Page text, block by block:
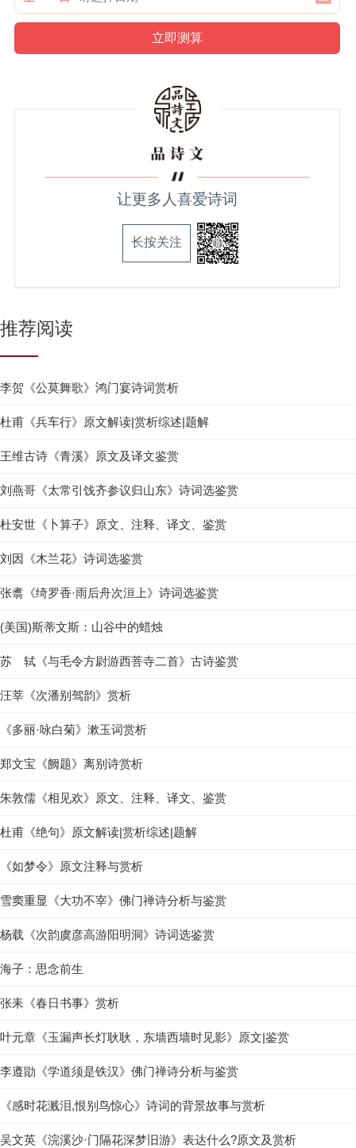
让更多人喜爱诗词
长按关注
推荐阅读
李贺《公莫舞歌》鸿门宴诗词赏析
杜甫《兵车行》原文解读|赏析综述|题解
王维古诗《青溪》原文及译文鉴赏
刘燕哥《太常引饯齐参议归山东》诗词选鉴赏
杜安世《卜算子》原文、注释、译文、鉴赏
刘因《木兰花》诗词选鉴赏
张翥《绮罗香·雨后舟次洹上》诗词选鉴赏
(美国)斯蒂文斯：山谷中的蜡烛
苏 轼《与毛令方尉游西菩寺二首》古诗鉴赏
汪莘《次潘别驾韵》赏析
《多丽·咏白菊》漱玉词赏析
郑文宝《阙题》离别诗赏析
朱敦儒《相见欢》原文、注释、译文、鉴赏
杜甫《绝句》原文解读|赏析综述|题解
《如梦令》原文注释与赏析
雪窦重显《大功不宰》佛门禅诗分析与鉴赏
杨载《次韵虞彦高游阳明洞》诗词选鉴赏
海子：思念前生
张耒《春日书事》赏析
叶元章《玉漏声长灯耿耿，东墙西墙时见影》原文|鉴赏
李遵勖《学道须是铁汉》佛门禅诗分析与鉴赏
《感时花溅泪,恨别鸟惊心》诗词的背景故事与赏析
吴文英《浣溪沙·门隔花深梦旧游》表达什么?原文及赏析